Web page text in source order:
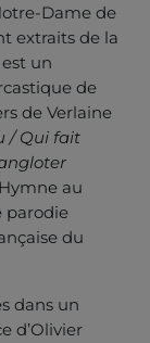
Dame de
extraits de la
un
de
de Verlaine
/ Qui fait
Hymne au
parodie
du
dans un
d’Olivier